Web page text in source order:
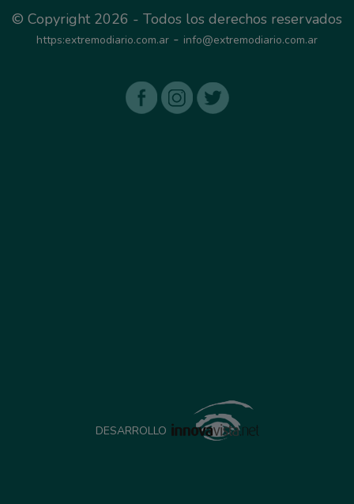
© Copyright 2026 - Todos los derechos reservados
https:extremodiario.com.ar - info@extremodiario.com.ar
DESARROLLO